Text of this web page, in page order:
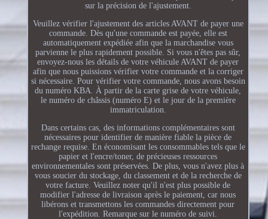
sur la précision de l'ajustement.
Veuillez vérifier l'ajustement des articles AVANT de payer une
commande. Dès qu'une commande est payée, elle est
automatiquement expédiée afin que la marchandise vous
parvienne le plus rapidement possible. Si vous n'êtes pas sûr,
envoyez-nous les détails de votre véhicule AVANT de payer
afin que nous puissions vérifier votre commande et la corriger
si nécessaire. Pour vérifier votre commande, nous avons besoin
du numéro KBA. À partir de la carte grise de votre véhicule,
le numéro de châssis (numéro E) et le jour de la première
immatriculation.
Dans certains cas, des informations complémentaires sont
nécessaires pour identifier de manière fiable la pièce de
rechange requise. En économisant les consommables tels que le
papier et l'encre/toner, de précieuses ressources
environnementales sont préservées. De plus, vous n'avez plus à
vous soucier du stockage, du classement et de la recherche de
votre facture. Veuillez noter qu'il n'est plus possible de
modifier l'adresse de livraison après le paiement, car nous
libérons et transmettons les commandes directement pour
l'expédition. Remarque sur le numéro de suivi.